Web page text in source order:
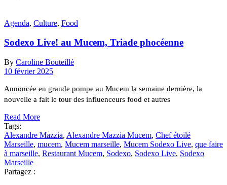
Agenda, Culture, Food
Sodexo Live! au Mucem, Triade phocéenne
By Caroline Bouteillé
10 février 2025
Annoncée en grande pompe au Mucem la semaine dernière, la
nouvelle a fait le tour des influenceurs food et autres
Read More
Tags:
Alexandre Mazzia, Alexandre Mazzia Mucem, Chef étoilé
Marseille, mucem, Mucem marseille, Mucem Sodexo Live, que faire
à marseille, Restaurant Mucem, Sodexo, Sodexo Live, Sodexo
Marseille
Partagez :